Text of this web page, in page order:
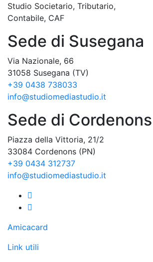
Studio Societario, Tributario,
Contabile, CAF
Sede di Susegana
Via Nazionale, 66
31058 Susegana (TV)
+39 0438 738033
info@studiomediastudio.it
Sede di Cordenons
Piazza della Vittoria, 21/2
33084 Cordenons (PN)
+39 0434 312737
info@studiomediastudio.it
Amicacard
Link utili